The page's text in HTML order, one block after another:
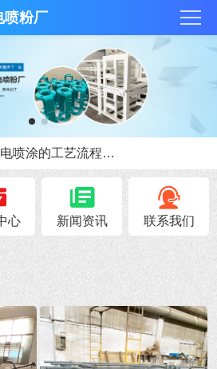
喷粉厂
洗磷化那个好？
何为酸洗磷化？今天鑫明静电喷粉厂小课堂就跟大家讲讲。
喷粉加工:静电喷涂的工艺流程和优缺点
区别
注意事项！
心 新闻资讯 联系我们